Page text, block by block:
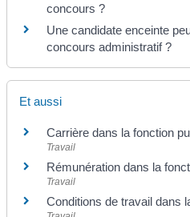
concours ?
Une candidate enceinte
concours administratif ?
Et aussi
Carrière dans la fonction
Travail
Rémunération dans la
Travail
Conditions de travail dans